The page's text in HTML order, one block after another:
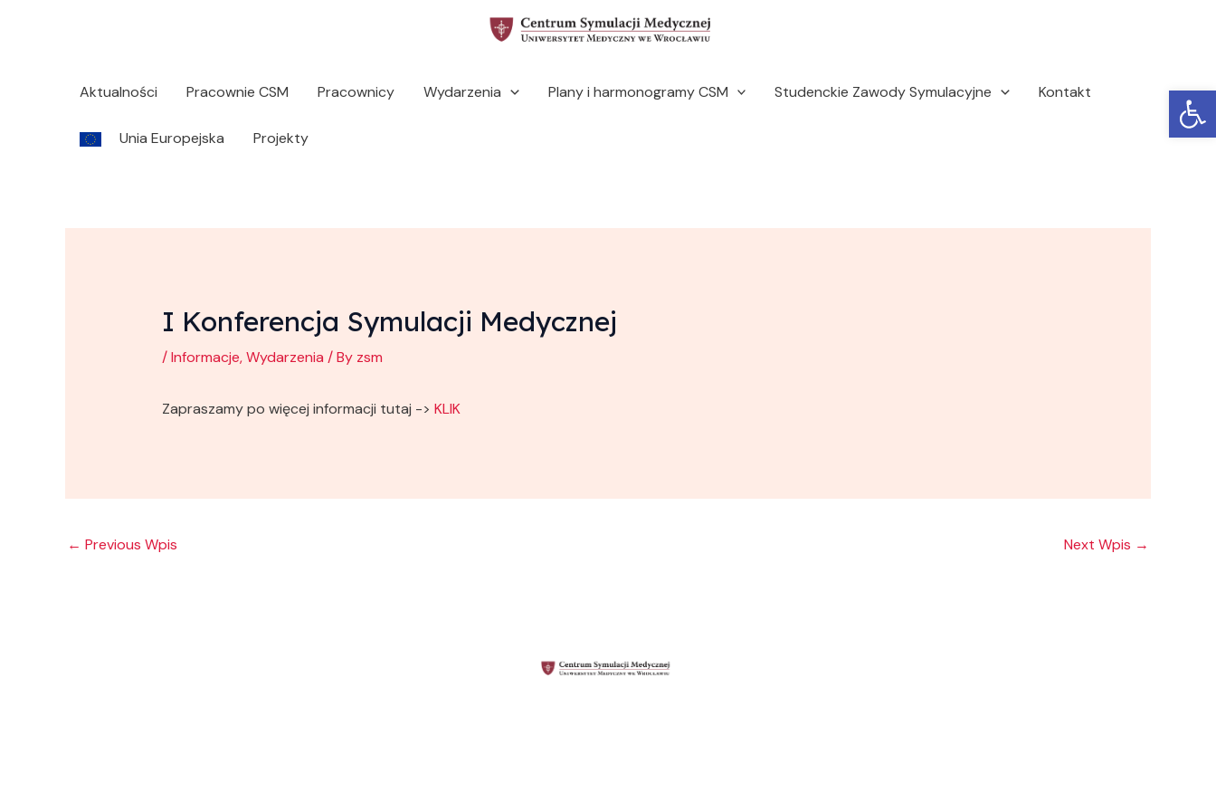
Aktualności
Pracownie CSM Pracownicy Wydarzenia Plany i harmonogramy CSM Studenckie Zawody Symulacyjne Kontakt
Unia Europejska Projekty
I Konferencja Symulacji Medycznej
/Informacje,Wydarzenia / By zsm
Zapraszamy po więcej informacji tutaj -> KLIK
← Previous Wpis Next Wpis →